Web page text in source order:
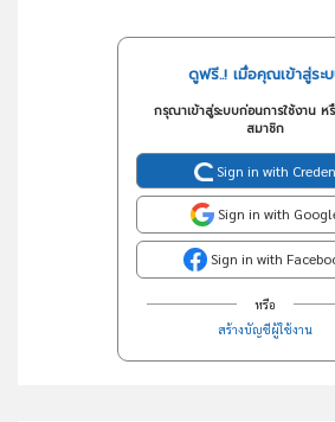
ดูฟรี..! เมื่อคุณเข้าสู่ระ
กรุณาเข้าสู่ระบบก่อนการใช้งาน ห
สมาชิก
Sign in with Creden
Sign in with
Sign in with
หรือ
สร้างบัญชีผู้ใช้งาน